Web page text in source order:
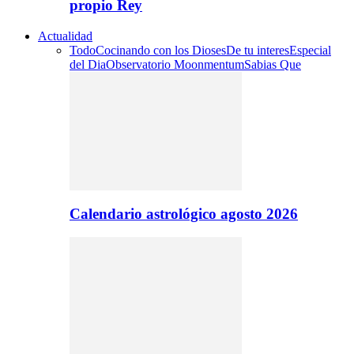
propio Rey
Actualidad
TodoCocinando con los DiosesDe tu interesEspecial
del DiaObservatorio MoonmentumSabias Que
Calendario astrológico agosto 2026